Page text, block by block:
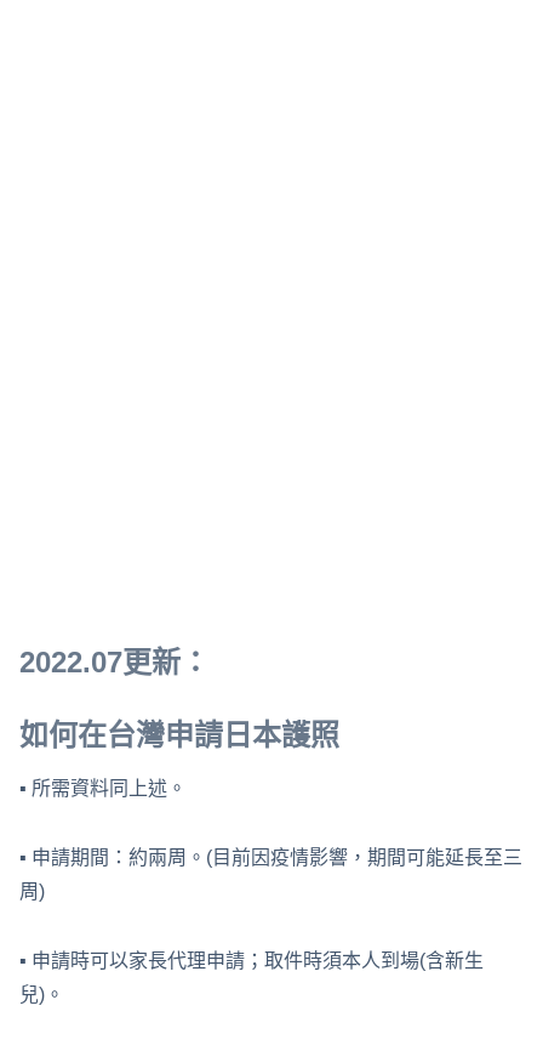
2022.07更新：
如何在台灣申請日本護照
▪ 所需資料同上述。
▪ 申請期間：約兩周。(目前因疫情影響，期間可能延長至三
周)
▪ 申請時可以家長代理申請；取件時須本人到場(含新生
兒)。